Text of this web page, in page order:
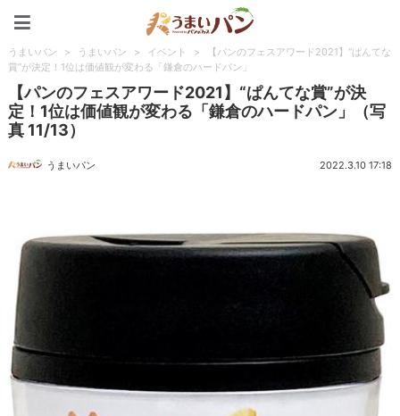
うまいパン > うまいパン > イベント >
【パンのフェスアワード2021】“ぱんてな
賞”が決定！1位は価値観が変わる「鎌倉のハードパン」
【パンのフェスアワード2021】“ぱんてな賞”が決
定！1位は価値観が変わる「鎌倉のハードパン」（写
真 11/13）
うまいパン 2022.3.10 17:18